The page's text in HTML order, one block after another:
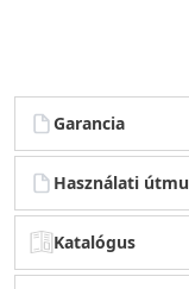
Garancia
Használati
Katalógus